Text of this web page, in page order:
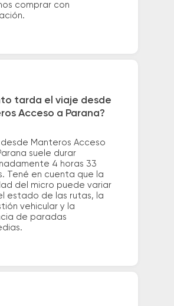
comprar con
tarda el viaje desde
Acceso a Parana?
desde Manteros Acceso
suele durar
4 horas 33
Tené en cuenta que la
del micro puede variar
estado de las rutas, la
vehicular y la
de paradas